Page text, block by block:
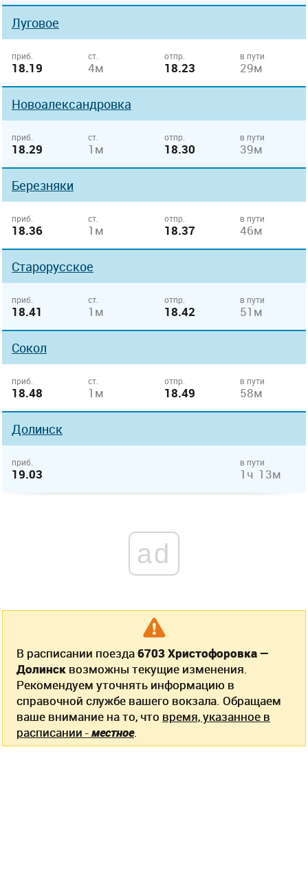
Луговое
приб.
18.19
ст.
4м
отпр.
18.23
в пути
29м
Новоалександровка
приб.
18.29
ст.
1м
отпр.
18.30
в пути
39м
Березняки
приб.
18.36
ст.
1м
отпр.
18.37
в пути
46м
Старорусское
приб.
18.41
ст.
1м
отпр.
18.42
в пути
51м
Сокол
приб.
18.48
ст.
1м
отпр.
18.49
в пути
58м
Долинск
приб.
19.03
в пути
1ч 13м
ad
В расписании поезда6703 Христофоровка —
Долинск возможны текущие изменения.
Рекомендуем уточнять информацию в
справочной службе вашего вокзала. Обращаем
ваше внимание на то, что время, указанное в
расписании -местное.